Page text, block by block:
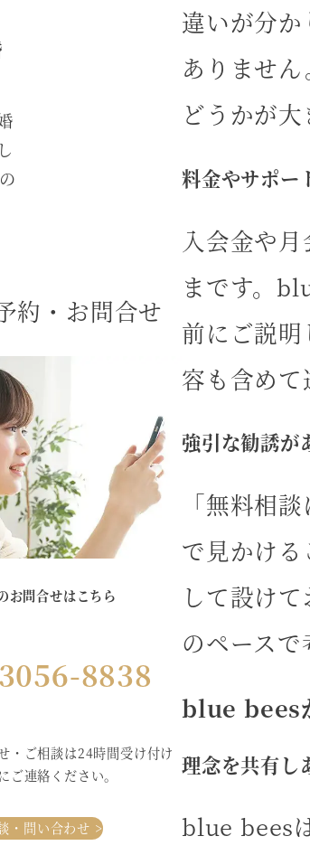
違いが分
ありませ
どうかが大
料金やサポー
入会金や
まです。
前にご説
容も含めて
強引な勧誘が
「無料相
で見かけ
して設け
のペースで
blue bees
理念を共有し
blue bees
約・お問合せ
お問合せはこちら
8838
・ご相談は24時間受け付け
ご連絡ください。
・問い合わせ >